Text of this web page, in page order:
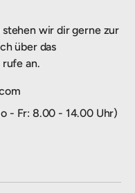
stehen wir dir gerne zur
über das
an.
- Fr: 8.00 - 14.00 Uhr)